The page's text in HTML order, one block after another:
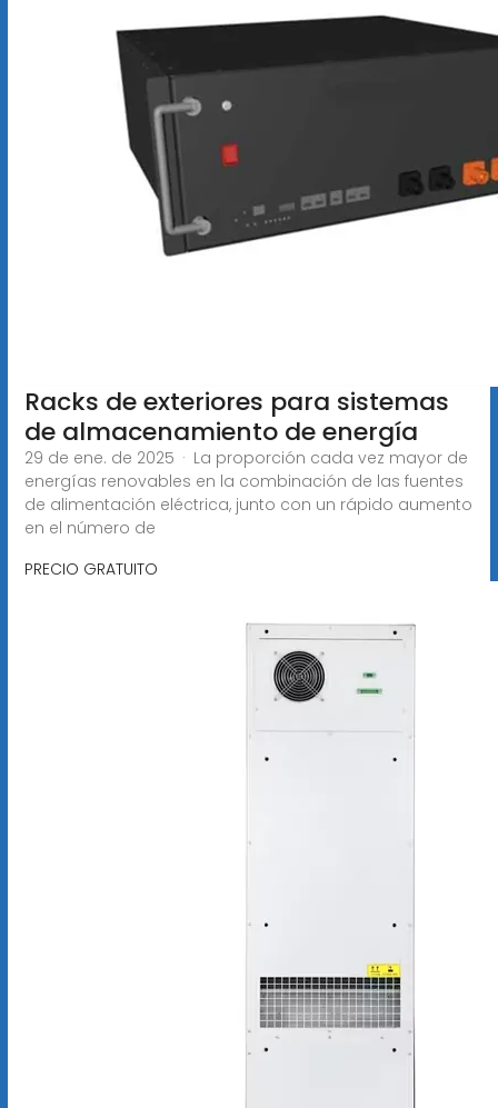
Racks de exteriores para sistemas
de almacenamiento de energía
29 de ene. de 2025 · La proporción cada vez mayor de
energías renovables en la combinación de las fuentes
de alimentación eléctrica, junto con un rápido aumento
en el número de
PRECIO GRATUITO